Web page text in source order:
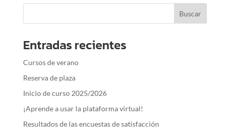
Entradas recientes
Cursos de verano
Reserva de plaza
Inicio de curso 2025/2026
¡Aprende a usar la plataforma virtual!
Resultados de las encuestas de satisfacción